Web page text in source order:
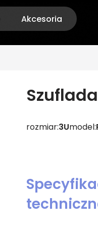
Akcesoria
Szuflada
rozmiar:3Umodel: